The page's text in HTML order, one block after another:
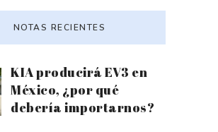
NOTAS RECIENTES
KIA producirá EV3 en
México, ¿por qué
debería importarnos?